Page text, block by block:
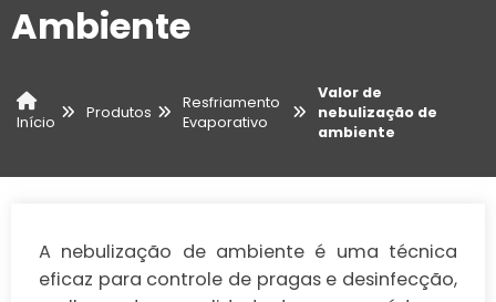
Ambiente
Início
Produtos
Resfriamento
Evaporativo
Valor de
nebulização de
ambiente
A nebulização de ambiente é uma técnica
eficaz para controle de pragas e desinfecção,